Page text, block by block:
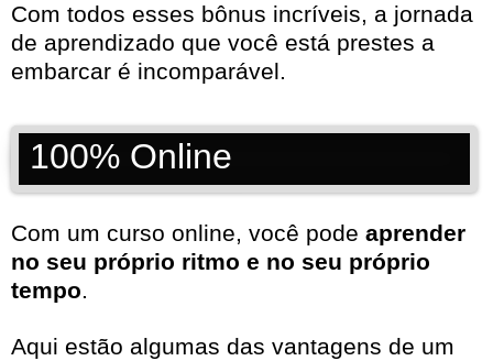
Com todos esses bônus incríveis, a jornada
de aprendizado que você está prestes a
embarcar é incomparável.
100% Online
Com um curso online, você pode aprender
no seu próprio ritmo e no seu próprio
tempo.
Aqui estão algumas das vantagens de um